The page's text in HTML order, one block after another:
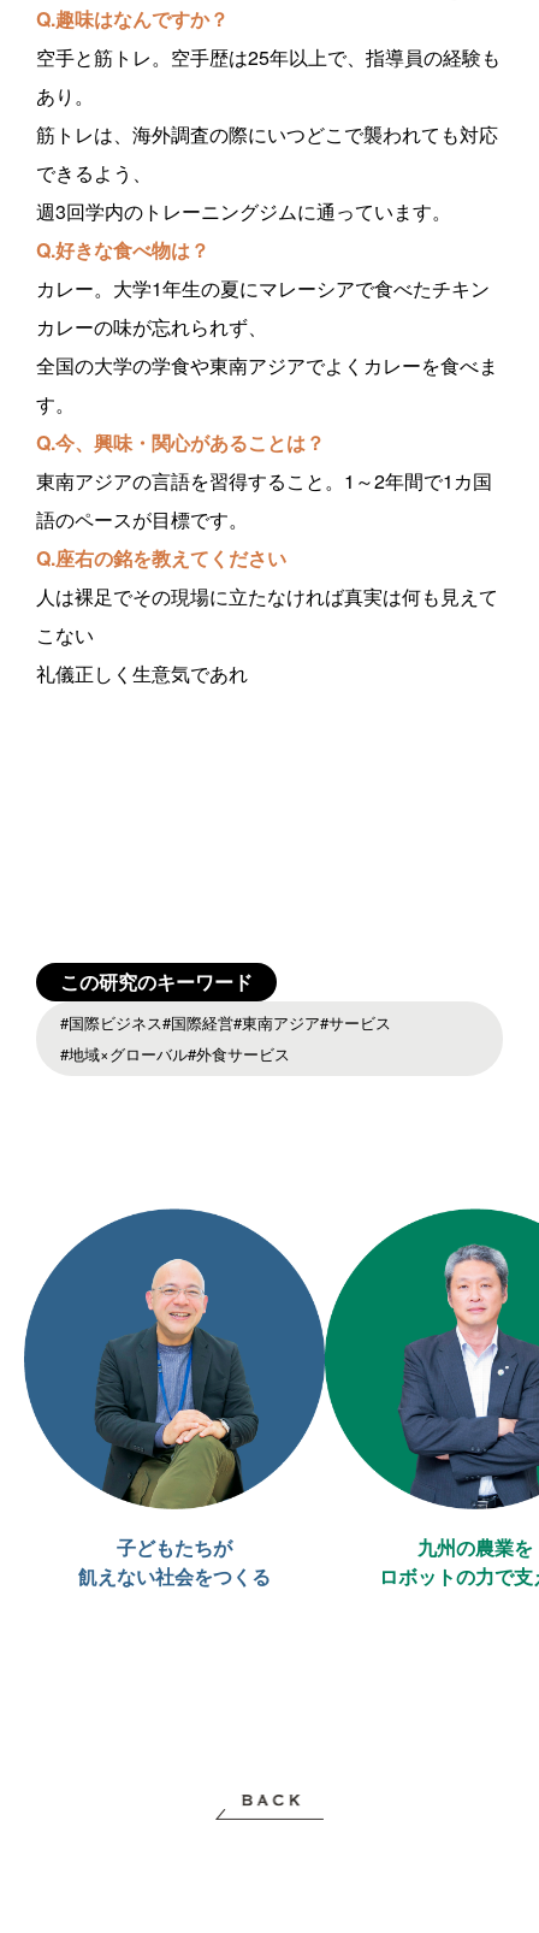
Q.趣味はなんですか？
空手と筋トレ。空手歴は25年以上で、指導員の経験も
あり。
筋トレは、海外調査の際にいつどこで襲われても対応
できるよう、
週3回学内のトレーニングジムに通っています。
Q.好きな食べ物は？
カレー。大学1年生の夏にマレーシアで食べたチキン
カレーの味が忘れられず、
全国の大学の学食や東南アジアでよくカレーを食べま
す。
Q.今、興味・関心があることは？
東南アジアの言語を習得すること。1～2年間で1カ国
語のペースが目標です。
Q.座右の銘を教えてください
人は裸足でその現場に立たなければ真実は何も見えて
こない
礼儀正しく生意気であれ
この研究のキーワード
#国際ビジネス#国際経営#東南アジア#サービス
#地域×グローバル#外食サービス
子どもたちが
飢えない社会をつくる
九州の農業を
ロボットの力で支